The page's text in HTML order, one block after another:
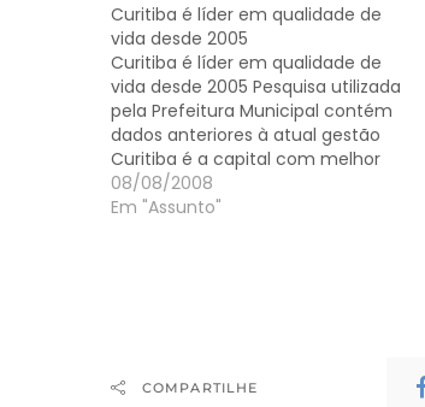
Curitiba é líder em qualidade de
vida desde 2005
Curitiba é líder em qualidade de
vida desde 2005 Pesquisa utilizada
pela Prefeitura Municipal contém
dados anteriores à atual gestão
Curitiba é a capital com melhor
qualidade de vida do país, desde
2005. Os dados da pesquisa
08/08/2008
Em "Assunto"
COMPARTILHE